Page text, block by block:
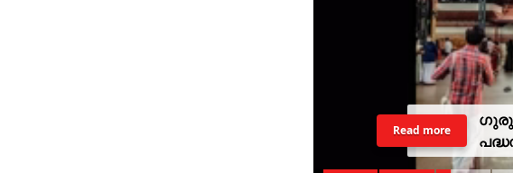
Read more